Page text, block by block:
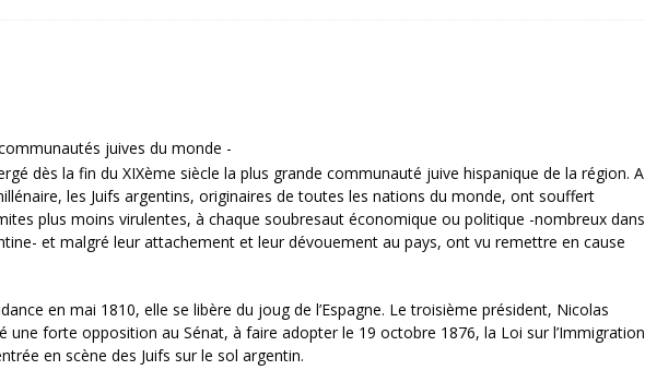
juives du monde -
dès la fin du XIXème siècle la plus grande communauté juive hispanique de la région. A
les Juifs argentins, originaires de toutes les nations du monde, ont souffert
plus moins virulentes, à chaque soubresaut économique ou politique -nombreux dans
et malgré leur attachement et leur dévouement au pays, ont vu remettre en cause
en mai 1810, elle se libère du joug de l’Espagne. Le troisième président, Nicolas
une forte opposition au Sénat, à faire adopter le 19 octobre 1876, la Loi sur l’Immigration
en scène des Juifs sur le sol argentin.